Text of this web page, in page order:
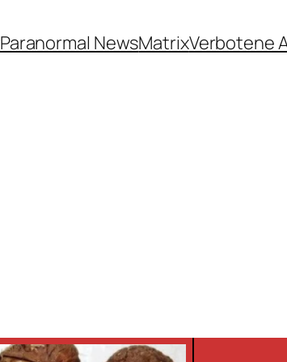
Paranormal NewsMatrixVerbotene